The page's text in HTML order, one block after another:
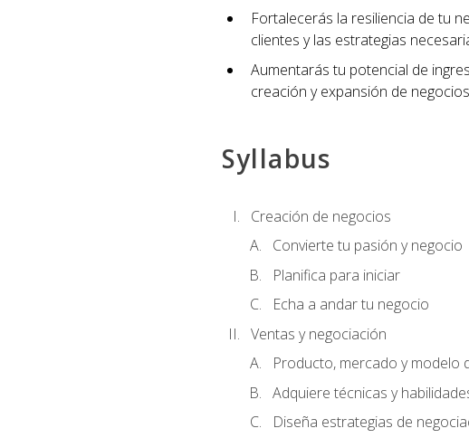
Fortalecerás la resiliencia de tu
clientes y las estrategias
Aumentarás tu potencial de
creación y expansión de
Syllabus
Creación de negocios
Convierte tu pasión y negocio
Planifica para iniciar
Echa a andar tu negocio
Ventas y negociación
Producto, mercado y modelo
Adquiere técnicas y
Diseña estrategias de